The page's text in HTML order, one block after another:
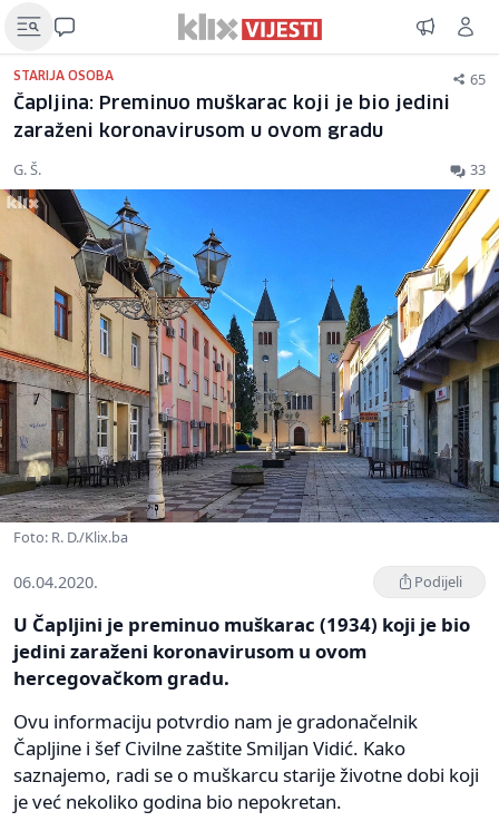
STARIJA OSOBA 65
Čapljina: Preminuo muškarac koji je bio jedini
zaraženi koronavirusom u ovom gradu
G. Š. 33
Foto: R. D./Klix.ba
06.04.2020. Podijeli
U Čapljini je preminuo muškarac (1934) koji je bio
jedini zaraženi koronavirusom u ovom
hercegovačkom gradu.
Ovu informaciju potvrdio nam je gradonačelnik
Čapljine i šef Civilne zaštite Smiljan Vidić. Kako
saznajemo, radi se o muškarcu starije životne dobi koji
je već nekoliko godina bio nepokretan.